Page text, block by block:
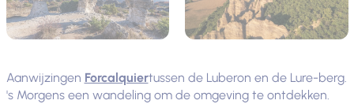
Aanwijzingen Forcalquiertussen de Luberon en de Lure-berg.
's Morgens een wandeling om de omgeving te ontdekken.